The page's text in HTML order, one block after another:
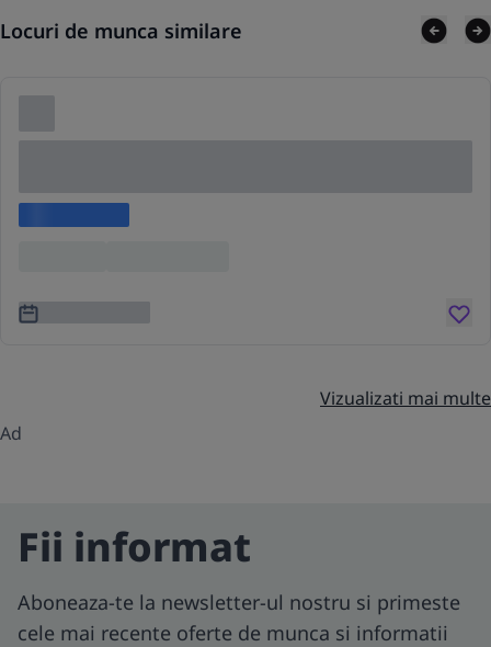
Locuri de munca similare
Vizualizati mai multe
Ad
Fii informat
Aboneaza-te la newsletter-ul nostru si primeste
cele mai recente oferte de munca si informatii